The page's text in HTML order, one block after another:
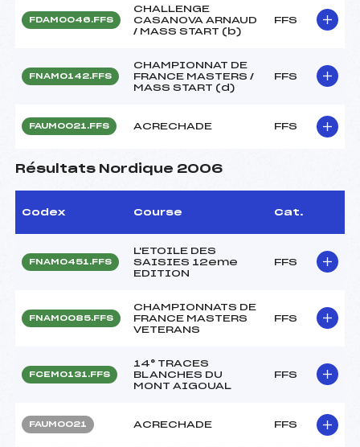
FDAM0046.FFS
CHALLENGE
CASANOVA ARNAUD
/ MASS START (b)
FFS
FNAM0142.FFS
CHAMPIONNAT DE
FRANCE MASTERS /
MASS START (d)
FFS
FAUM0021.FFS ACRECHADE FFS
Résultats Nordique 2006
Codex Course Cat.
FNAM0451.FFS
L'ETOILE DES
SAISIES 12eme
EDITION
FFS
FNAM0085.FFS
CHAMPIONNATS DE
FRANCE MASTERS
VETERANS
FFS
FCEM0131.FFS
14° TRACES
BLANCHES DU
MONT AIGOUAL
FFS
FAUM0021 ACRECHADE FFS